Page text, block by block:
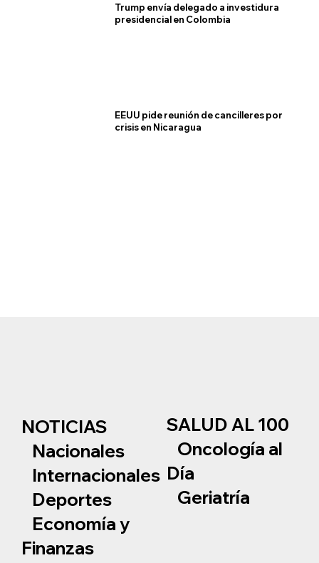
Trump envía delegado a investidura
presidencial en Colombia
EEUU pide reunión de cancilleres por
crisis en Nicaragua
NOTICIAS
Nacionales
Internacionales
Deportes
Economía y
Finanzas
SALUD AL 100
Oncología al
Día
Geriatría